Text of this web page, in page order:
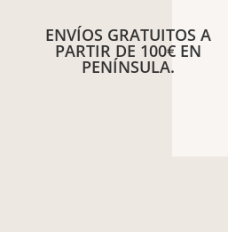
ENVÍOS GRATUITOS A
PARTIR DE 100€ EN
PENÍNSULA.